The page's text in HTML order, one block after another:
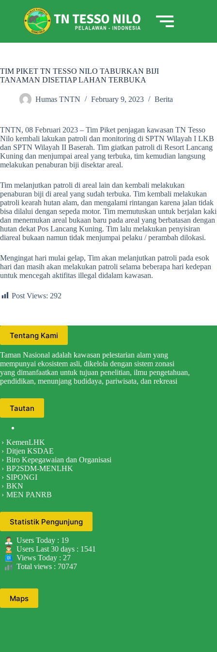
TIM PIKET TN TESSO NILO TABURKAN BIJI
TANAMAN DISETIAP LAHAN TERBUKA
Humas TNTN February 9, 2023 Berita
TNTN, 08 Februari 2023 – Tim Piket penjagan kawasan TN Tesso
Nilo kembali lakukan patroli dan monitoring di SPTN Wilayah I LKB
dan SPTN Wilayah II Baserah. Tim giatkan patroli di Resort Lancang
Kuning dan menjumpai areal yang terbuka, tim kemudian langsung
melakukan penaburan biji disektar areal.
Tim melanjutkan patroli di areal lain dan kembali melakukan
penaburan biji di areal yang sudah terbuka. Tim kembali melakukan
patroli kearah hutan alam, dan mengalami rintangan karena jalan tidak
bisa dilalui dengan sepeda motor. Tim memutuskan untuk berjalan kaki
dan menemukan areal bukaan baru pada areal yang berbatasan dengan
hutan dekat Pos Lancang Kuning. Tim lalu melakukan penyisiran
diareal bukaan namun tidak menjumpai pelaku / perambah dilokasi.
Mengingat hari mulai gelap, Tim akan melanjutkan patroli pada esok
hari dan masih akan melakukan patroli selama beberapa hari kedepan
untuk mencegah aktifitas illegal didalam kawasan.
Post Views: 292
Tentang Kami
Taman Nasional adalah kawasan pelestarian alam yang
mempunyai ekosistem asli, dikelola dengan sistem zonasi
yang dimanfaatkan untuk tujuan penelitian, ilmu pengetahuan,
pendidikan, menunjang budidaya, pariwisata, dan rekreasi
Tautan
KemenLHK
Ditjen KSDAE
Biro Kepegawaian dan Organisasi
BP2SDM-MENLHK
SIPONGI
BKN
MEN PANRB
Statistik Pengunjung
Users Today : 19
Users Last 30 days : 1541
Views Today : 27
Total views : 70747
Maps